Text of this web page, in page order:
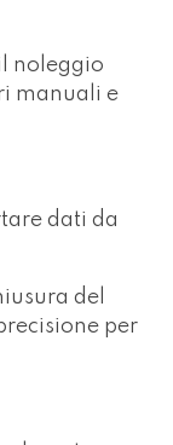
noleggio
manuali e
dati da
del
per